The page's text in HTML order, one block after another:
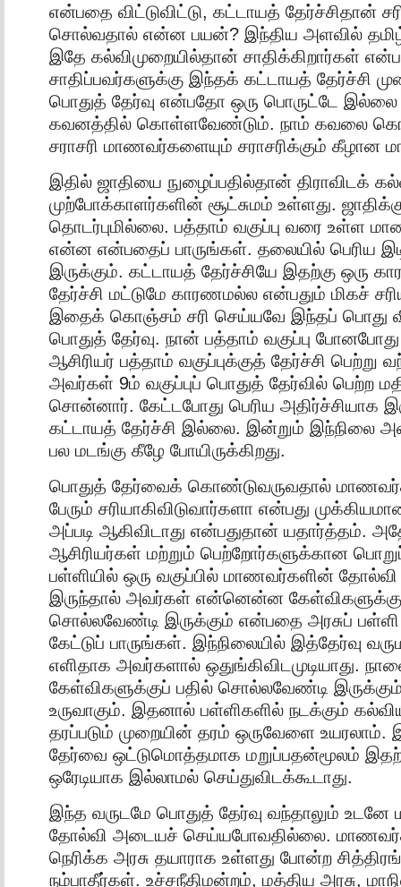
என்பதை விட்டுவிட்டு, கட்டாயத் தேர்ச்சிதான்
சொல்வதால் என்ன பயன்? இந்திய அளவில்
இதே கல்விமுறையில்தான் சாதிக்கிறார்கள்
சாதிப்பவர்களுக்கு இந்தக் கட்டாயத் தேர்ச்சி
பொதுத் தேர்வு என்பதோ ஒரு பொருட்டே
கவனத்தில் கொள்ளவேண்டும். நாம் கவலை
சராசரி மாணவர்களையும் சராசரிக்கும் கீழான
இதில் ஜாதியை நுழைப்பதில்தான் திராவிடக்
முற்போக்காளர்களின் சூட்சுமம் உள்ளது.
தொடர்புமில்லை. பத்தாம் வகுப்பு வரை உள்ள
என்ன என்பதைப் பாருங்கள். தலையில் பெரிய
இருக்கும். கட்டாயத் தேர்ச்சியே இதற்கு ஒரு
தேர்ச்சி மட்டுமே காரணமல்ல என்பதும் மிகச்
இதைக் கொஞ்சம் சரி செய்யவே இந்தப் பொது
பொதுத் தேர்வு. நான் பத்தாம் வகுப்பு
ஆசிரியர் பத்தாம் வகுப்புக்குத் தேர்ச்சி
அவர்கள் 9ம் வகுப்புப் பொதுத் தேர்வில் பெற்ற
சொன்னார். கேட்டபோது பெரிய அதிர்ச்சியாக
கட்டாயத் தேர்ச்சி இல்லை. இன்றும் இந்நிலை
பல மடங்கு கீழே போயிருக்கிறது.
பொதுத் தேர்வைக் கொண்டுவருவதால்
பேரும் சரியாகிவிடுவார்களா என்பது
அப்படி ஆகிவிடாது என்பதுதான் யதார்த்தம்.
ஆசிரியர்கள் மற்றும் பெற்றோர்களுக்கான
பள்ளியில் ஒரு வகுப்பில் மாணவர்களின் தோல்வி
இருந்தால் அவர்கள் என்னென்ன
சொல்லவேண்டி இருக்கும் என்பதை அரசுப் பள்ளி
கேட்டுப் பாருங்கள். இந்நிலையில் இத்தேர்வு
எளிதாக அவர்களால் ஒதுங்கிவிடமுடியாது.
கேள்விகளுக்குப் பதில் சொல்லவேண்டி
உருவாகும். இதனால் பள்ளிகளில் நடக்கும்
தரப்படும் முறையின் தரம் ஒருவேளை உயரலாம்.
தேர்வை ஒட்டுமொத்தமாக மறுப்பதன்மூலம்
ஒரேடியாக இல்லாமல் செய்துவிடக்கூடாது.
இந்த வருடமே பொதுத் தேர்வு வந்தாலும்
தோல்வி அடையச் செய்யபோவதில்லை.
நெரிக்க அரசு தயாராக உள்ளது போன்ற
நம்பாதீர்கள். உச்சநீதிமன்றம், மத்திய அரசு,